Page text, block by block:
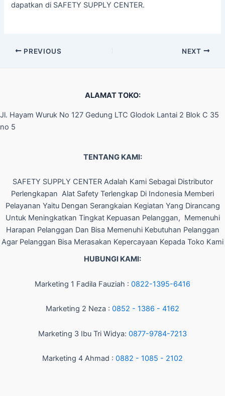
dapatkan di SAFETY SUPPLY CENTER.
PREVIOUS NEXT
ALAMAT TOKO:
Jl. Hayam Wuruk No 127 Gedung LTC Glodok Lantai 2 Blok C 35
no 5
TENTANG KAMI:
SAFETY SUPPLY CENTER Adalah Kami Sebagai Distributor
Perlengkapan Alat Safety Terlengkap Di Indonesia Memberi
Pelayanan Yaitu Dengan Serangkaian Kegiatan Yang Dirancang
Untuk Meningkatkan Tingkat Kepuasan Pelanggan, Memenuhi
Harapan Pelanggan Dan Bisa Memenuhi Kebutuhan Pelanggan
Agar Pelanggan Bisa Merasakan Kepercayaan Kepada Toko Kami
HUBUNGI KAMI:
Marketing 1 Fadila Fauziah : 0822-1395-6416
Marketing 2 Neza : 0852 - 1386 - 4162
Marketing 3 Ibu Tri Widya: 0877-9784-7213
Marketing 4 Ahmad : 0882 - 1085 - 2102